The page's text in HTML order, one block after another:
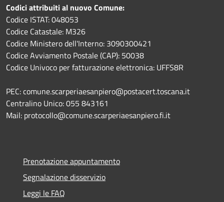
Codici attribuiti al nuovo Comune:
Codice ISTAT: 048053
Codice Catastale: M326
Codice Ministero dell'Interno: 3090300421
Codice Avviamento Postale (CAP): 50038
Codice Univoco per fatturazione elettronica: UFFS8R
PEC: comune.scarperiaesanpiero@postacert.toscana.it
Centralino Unico: 055 843161
Mail: protocollo@comune.scarperiaesanpiero.fi.it
Prenotazione appuntamento
Segnalazione disservizio
Leggi le FAQ